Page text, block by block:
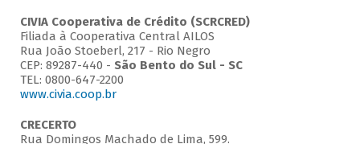
CIVIA Cooperativa de Crédito (SCRCRED)
Filiada à Cooperativa Central AILOS
Rua João Stoeberl, 217 - Rio Negro
CEP: 89287-440 - São Bento do Sul - SC
TEL: 0800-647-2200
www.civia.coop.br
CRECERTO
Rua Domingos Machado de Lima, 599.